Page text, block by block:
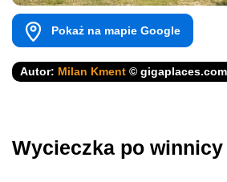
Pokaż na mapie Google
Autor: Milan Kment © gigaplaces.com
Wycieczka po winnicy